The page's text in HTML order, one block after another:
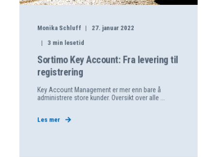
Monika Schluff
27. januar 2022
3 min lesetid
Sortimo Key Account: Fra levering til
registrering
Key Account Management er mer enn bare å
administrere store kunder. Oversikt over alle ...
Les mer